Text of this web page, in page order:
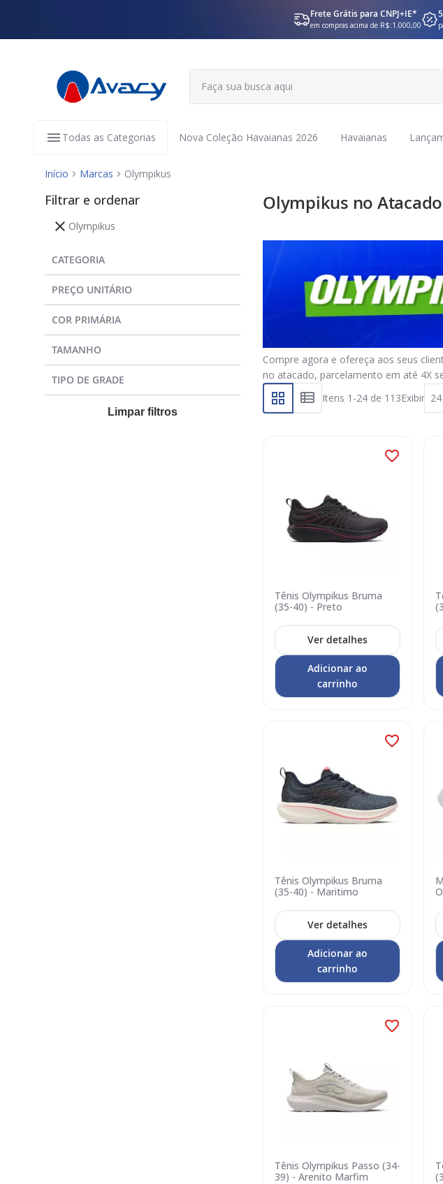
Frete Grátis para CNPJ+IE*
em compras acima de R$:1.000,00
Todas as Categorias Nova Coleção Havaianas 2026 Havaianas
Início Marcas Olympikus
Olympikus no Atacado
Compre agora e ofereça aos seus
no atacado, parcelamento em até 4X
Itens 1 -24 de 113Exibir
Tênis Olympikus Bruma
(35-40) - Preto
Ver detalhes
Adicionar ao
carrinho
Tênis Olympikus Bruma
(35-40) - Maritimo
Ver detalhes
Adicionar ao
carrinho
Tênis Olympikus Passo (34-
39) - Arenito Marfim
Filtrar e ordenar
Olympikus
CATEGORIA
PREÇO UNITÁRIO
COR PRIMÁRIA
TAMANHO
TIPO DE GRADE
Limpar filtros